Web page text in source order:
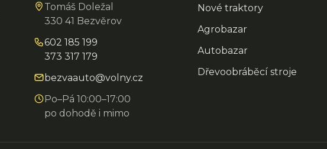
Tomáš Doležal
330 41 Bezvěrov
602 185 199
373 317 179
bezvaauto@volny.cz
Po–Pá 10:00–17:00
po dohodě i mimo
Nové traktory
Agrobazar
Autobazar
Dřevoobráběcí stroje